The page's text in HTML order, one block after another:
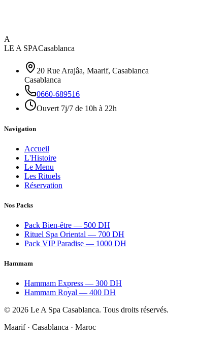
A
LE A SPACasablanca
20 Rue Arajâa, Maarif, Casablanca
Casablanca
0660-689516
Ouvert 7j/7 de 10h à 22h
Navigation
Accueil
L'Histoire
Le Menu
Les Rituels
Réservation
Nos Packs
Pack Bien-être — 500 DH
Rituel Spa Oriental — 700 DH
Pack VIP Paradise — 1000 DH
Hammam
Hammam Express — 300 DH
Hammam Royal — 400 DH
© 2026 Le A Spa Casablanca. Tous droits réservés.
Maarif · Casablanca · Maroc